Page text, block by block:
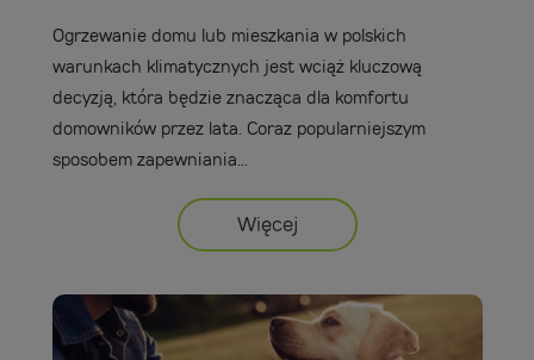
Ogrzewanie domu lub mieszkania w polskich
warunkach klimatycznych jest wciąż kluczową
decyzją, która będzie znacząca dla komfortu
domowników przez lata. Coraz popularniejszym
sposobem zapewniania...
Więcej